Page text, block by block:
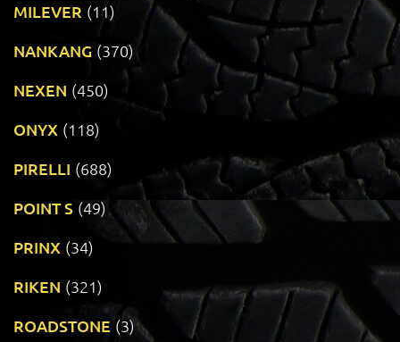
MILEVER (11)
NANKANG (370)
NEXEN (450)
ONYX (118)
PIRELLI (688)
POINT S (49)
PRINX (34)
RIKEN (321)
ROADSTONE (3)